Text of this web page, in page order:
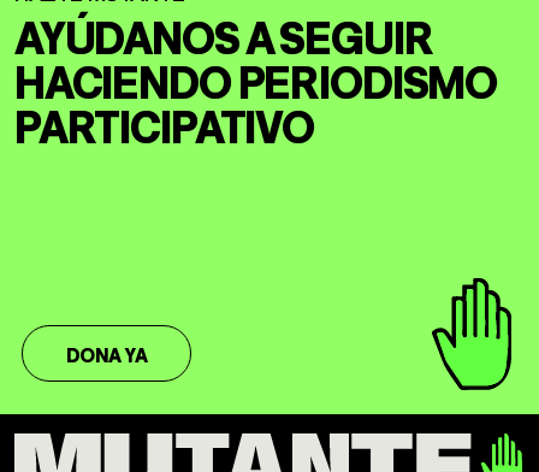
AYÚDANOS A SEGUIR
HACIENDOPERIODISMO
PARTICIPATIVO
DONA YA